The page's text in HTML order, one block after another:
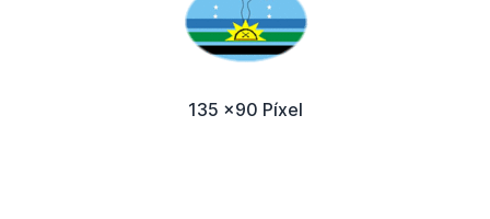
135 x90 Píxel